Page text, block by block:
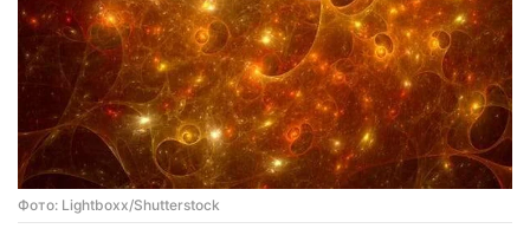
Фото: Lightboxx/Shutterstock